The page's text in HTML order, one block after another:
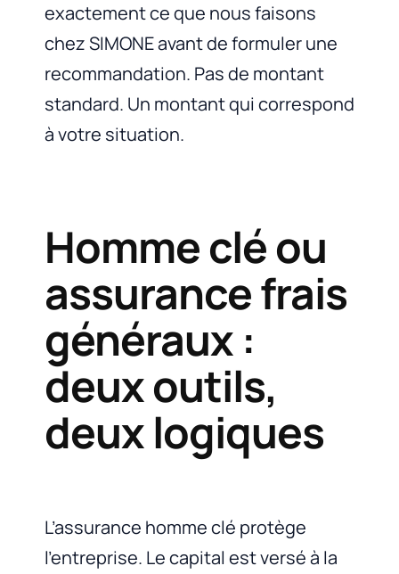
exactement ce que nous faisons
chez SIMONE avant de formuler une
recommandation. Pas de montant
standard. Un montant qui correspond
à votre situation.
Homme clé ou
assurance frais
généraux :
deux outils,
deux logiques
L’assurance homme clé protège
l’entreprise. Le capital est versé à la